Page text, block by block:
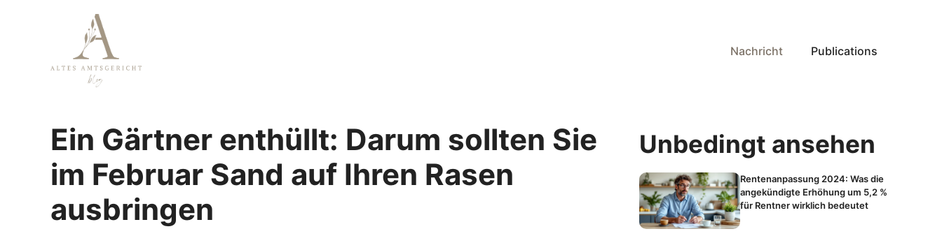
Nachricht Publications
Ein Gärtner enthüllt: Darum sollten Sie
im Februar Sand auf Ihren Rasen
ausbringen
Unbedingt ansehen
Rentenanpassung 2024: Was die
angekündigte Erhöhung um 5,2 %
für Rentner wirklich bedeutet